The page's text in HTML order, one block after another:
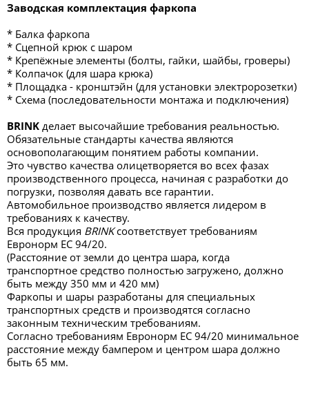
Заводская комплектация фаркопа
* Балка фаркопа
* Сцепной крюк с шаром
* Крепёжные элементы (болты, гайки, шайбы, гроверы)
* Колпачок (для шара крюка)
* Площадка - кронштэйн (для установки электророзетки)
* Схема (последовательности монтажа и подключения)
BRINK делает высочайшие требования реальностью.
Обязательные стандарты качества являются
основополагающим понятием работы компании.
Это чувство качества олицетворяется во всех фазах
производственного процесса, начиная с разработки до
погрузки, позволяя давать все гарантии.
Автомобильное производство является лидером в
требованиях к качеству.
Вся продукция BRINKсоответствует требованиям
Евронорм ЕС 94/20.
(Расстояние от земли до центра шара, когда
транспортное средство полностью загружено, должно
быть между 350 мм и 420 мм)
Фаркопы и шары разработаны для специальных
транспортных средств и производятся согласно
законным техническим требованиям.
Согласно требованиям Евронорм ЕС 94/20 минимальное
расстояние между бампером и центром шара должно
быть 65 мм.